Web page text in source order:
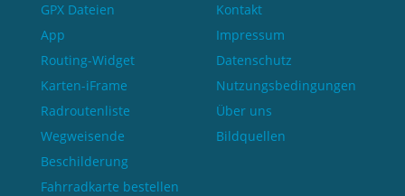
GPX Dateien
App
Routing-Widget
Karten-iFrame
Radroutenliste
Wegweisende
Beschilderung
Fahrradkarte bestellen
Kontakt
Impressum
Datenschutz
Nutzungsbedingungen
Über uns
Bildquellen